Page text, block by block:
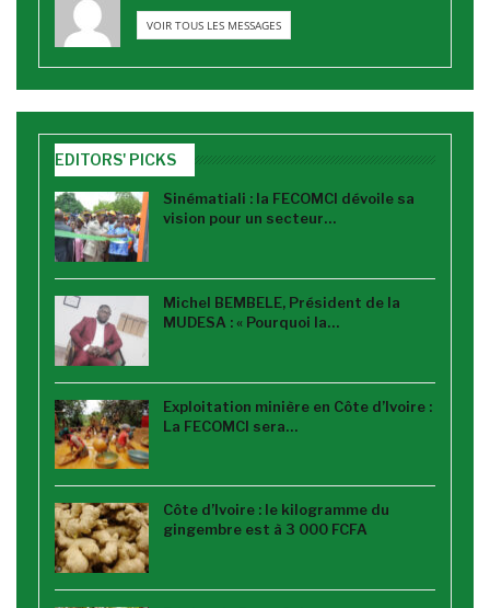
VOIR TOUS LES MESSAGES
EDITORS' PICKS
Sinématiali : la FECOMCI dévoile sa
vision pour un secteur…
Michel BEMBELE, Président de la
MUDESA : « Pourquoi la…
Exploitation minière en Côte d’Ivoire :
La FECOMCI sera…
Côte d’Ivoire : le kilogramme du
gingembre est à 3 000 FCFA